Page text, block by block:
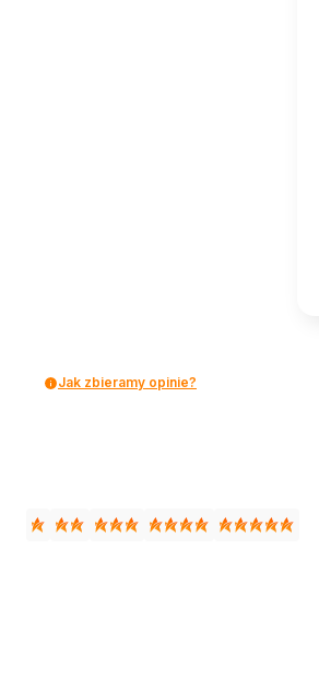
Jak zbieramy opinie?